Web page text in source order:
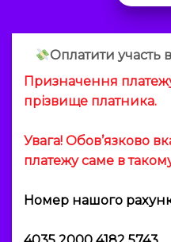
Оплатити участь
Призначення
прізвище платника.
Увага! Обов’язково
платежу саме в
Номер нашого